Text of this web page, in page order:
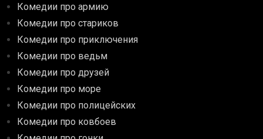
Комедии про армию
Комедии про стариков
Комедии про приключения
Комедии про ведьм
Комедии про друзей
Комедии про море
Комедии про полицейских
Комедии про ковбоев